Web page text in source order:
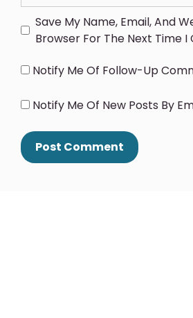
Save My Name, Email, And
Browser For The Next Time
Notify Me Of Follow-Up
Notify Me Of New Posts By